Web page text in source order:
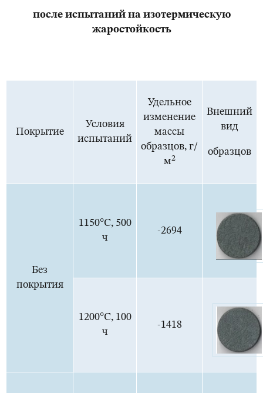
после испытаний на изотермическую
жаростойкость
Покрытие
Условия
испытаний
Удельное
изменение
массы
образцов, г/
м2
Внешний
вид
образцов
Без
покрытия
1150°С, 500
ч
-2694
1200°С, 100
ч
-1418